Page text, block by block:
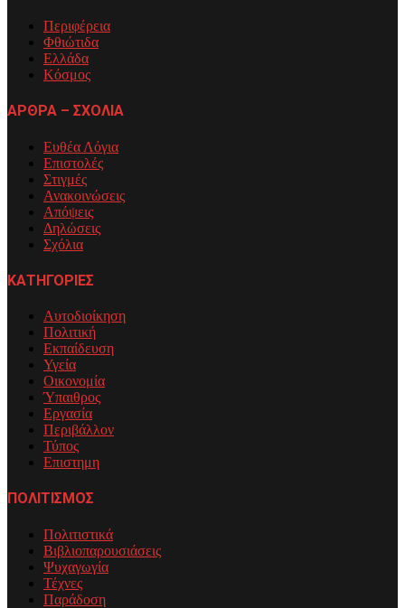
Περιφέρεια
Φθιώτιδα
Ελλάδα
Κόσμος
ΑΡΘΡΑ – ΣΧΟΛΙΑ
Ευθέα Λόγια
Επιστολές
Στιγμές
Ανακοινώσεις
Απόψεις
Δηλώσεις
Σχόλια
ΚΑΤΗΓΟΡΙΕΣ
Αυτοδιοίκηση
Πολιτική
Εκπαίδευση
Υγεία
Οικονομία
Ύπαιθρος
Εργασία
Περιβάλλον
Τύπος
Επιστημη
ΠΟΛΙΤΙΣΜΟΣ
Πολιτιστικά
Βιβλιοπαρουσιάσεις
Ψυχαγωγία
Τέχνες
Παράδοση